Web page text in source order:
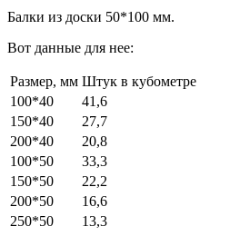
Балки из доски 50*100 мм.
Вот данные для нее:
Размер, мм Штук в кубометре
100*40
41,6
150*40
27,7
200*40
20,8
100*50
33,3
150*50
22,2
200*50
16,6
250*50
13,3